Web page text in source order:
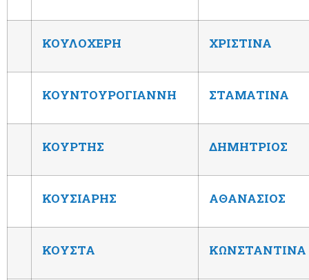
ΚΟΥΛΟΧΕΡΗ ΧΡΙΣΤΙΝΑ
ΚΟΥΝΤΟΥΡΟΓΙΑΝΝΗ ΣΤΑΜΑΤΙΝΑ
ΚΟΥΡΤΗΣ ΔΗΜΗΤΡΙΟΣ
ΚΟΥΣΙΑΡΗΣ ΑΘΑΝΑΣΙΟΣ
ΚΟΥΣΤΑ ΚΩΝΣΤΑΝΤΙΝΑ